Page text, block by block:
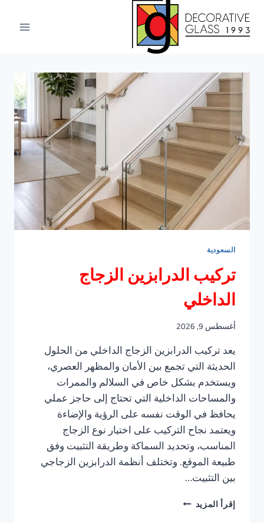
المحتوى
السعودية
تركيب الدرابزين الزجاج
الداخلي
أغسطس 9, 2026
يعد تركيب الدرابزين الزجاج الداخلي من الحلول
الحديثة التي تجمع بين الأمان والمظهر العصري،
ويستخدم بشكل خاص في السلالم والممرات
والمساحات الداخلية التي تحتاج إلى حاجز عملي
يحافظ في الوقت نفسه على الرؤية والإضاءة
ويعتمد نجاح التركيب على اختيار نوع الزجاج
المناسب، وتحديد السماكة وطريقة التثبيت وفق
طبيعة الموقع. وتختلف أنظمة الدرابزين الزجاجي
بين التثبيت…
إقرأ المزيد تركيب